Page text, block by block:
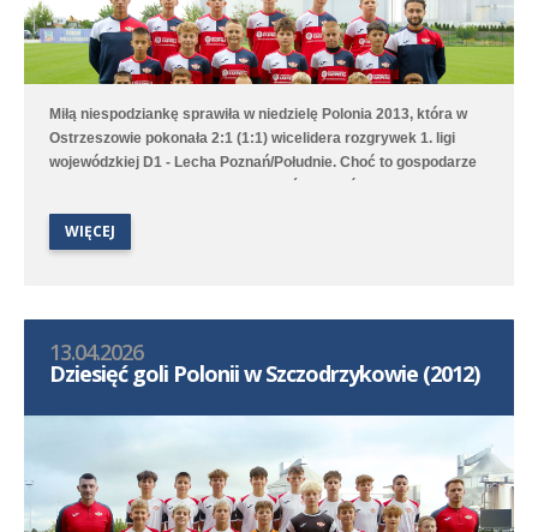
Miłą niespodziankę sprawiła w niedzielę Polonia 2013, która w
Ostrzeszowie pokonała 2:1 (1:1) wicelidera rozgrywek 1. ligi
wojewódzkiej D1 - Lecha Poznań/Południe. Choć to gospodarze
sprawą bramek Leona Jackowa i Jakuba Przybyłka. Drugi
zespół przegrał na wyjeździe 1:3 (1:1) z Clescevią Kleszczewo, a
gola dla Polonii strzelił Bruno Obiegły.
WIĘCEJ
13.04.2026
Dziesięć goli Polonii w Szczodrzykowie (2012)